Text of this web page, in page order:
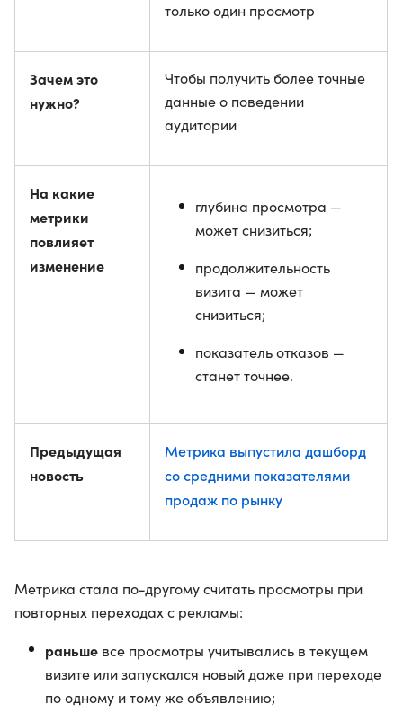
только один просмотр
Зачем это
нужно?
Чтобы получить более точные
данные о поведении
аудитории
На какие
метрики
повлияет
изменение
глубина просмотра —
может снизиться;
продолжительность
визита — может
снизиться;
показатель отказов —
станет точнее.
Предыдущая
новость
Метрика выпустила дашборд
со средними показателями
продаж по рынку
Метрика стала по-другому считать просмотры при
повторных переходах с рекламы:
раньше все просмотры учитывались в текущем
визите или запускался новый даже при переходе
по одному и тому же объявлению;